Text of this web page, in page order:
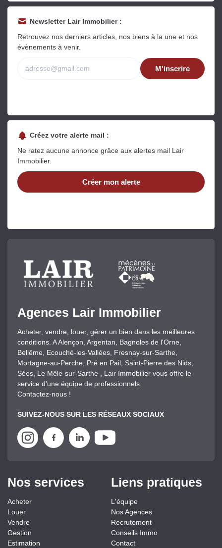
Newsletter Lair Immobilier :
Retrouvez nos derniers articles, nos biens à la une et nos
évènements à venir.
M'inscrire
Créez votre alerte mail :
Ne ratez aucune annonce grâce aux alertes mail Lair
Immobilier.
Créer mon alerte
Agences Lair Immobilier
Acheter, vendre, louer, gérer un bien dans les meilleures
conditions. A Alençon, Argentan, Bagnoles de l'Orne,
Bellême, Ecouché-les-Vallées, Fresnay-sur-Sarthe,
Mortagne-au-Perche, Pré en Pail, Saint-Pierre des Nids,
Sées, Le Mêle-sur-Sarthe , Lair Immobilier vous offre le
service d'une équipe de professionnels.
Contactez-nous !
SUIVEZ-NOUS SUR LES RÉSEAUX SOCIAUX
Nos services
Acheter
Louer
Vendre
Gestion
Estimation
Liens pratiques
L'équipe
Nos Agences
Recrutement
Conseils Immo
Contact